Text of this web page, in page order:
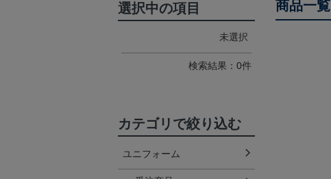
商品一覧
選択中の項目
未選択
検索結果：0件
カテゴリで絞り込む
ユニフォーム